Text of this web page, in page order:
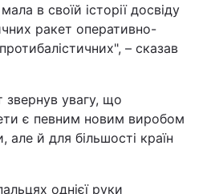
в своїй історії досвіду
ракет оперативно-
– сказав
звернув увагу, що
є певним новим виробом
але й для більшості країн
однієї руки